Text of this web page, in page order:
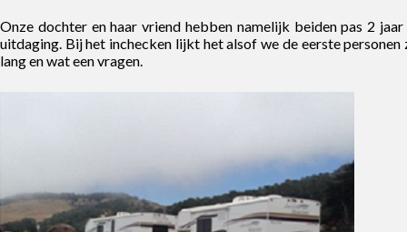
Onze dochter en haar vriend hebben namelijk beiden pas 2
uitdaging. Bij het inchecken lijkt het alsof we de eerste
lang en wat een vragen.